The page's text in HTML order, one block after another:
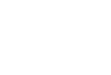
pahalı.
olmalı.